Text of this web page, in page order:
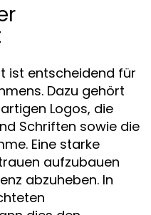
ist entscheidend für
Dazu gehört
Logos, die
Schriften sowie die
Eine starke
aufzubauen
abzuheben. In